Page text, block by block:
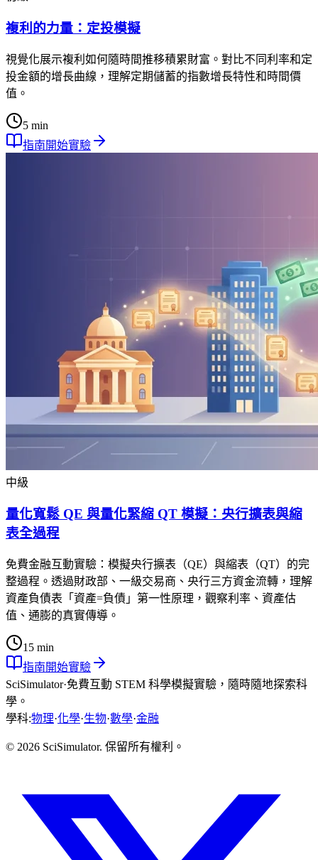
複利的力量：定投模擬
視覺化展示複利如何隨時間推移積累財富。對比不同利率和定
投金額的增長曲線，理解定期儲蓄的指數增長特性和時間價
值。
5 min
指南開始實驗
中級
量化寬鬆 QE 與量化緊縮 QT 模擬：央行擴表與縮
表全過程
免費金融互動實驗：模擬央行擴表（QE）與縮表（QT）的完
整過程。透過財政部、一級交易商、央行三方資金流轉，理解
資產負債表「資產=負債」第一性原理，觀察利率、資產估
值、通膨的真實傳導。
15 min
指南開始實驗
SciSimulator·免費互動 STEM 科學模擬實驗，隨時隨地探索科
學。
學科:物理·化學·生物·數學·金融
© 2026 SciSimulator. 保留所有權利。